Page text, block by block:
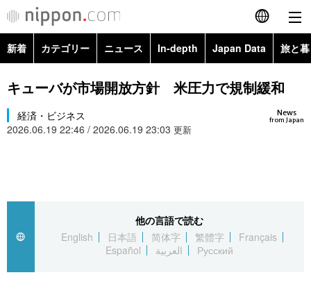
English
简体字
カテゴリー
新着 カテゴリー ニュース In-depth Japan Data 旅と
政治・外交
経済・ビジネス
Topics
Images
キューバが市場開放方針 米圧力で規制緩和
News
from Japan
経済・ビジネス
2026.06.19 22:46 / 2026.06.19 23:03 更新
他の言語で読む
English
日本語 简体字 繁體字
Français
Español
العربية Русский